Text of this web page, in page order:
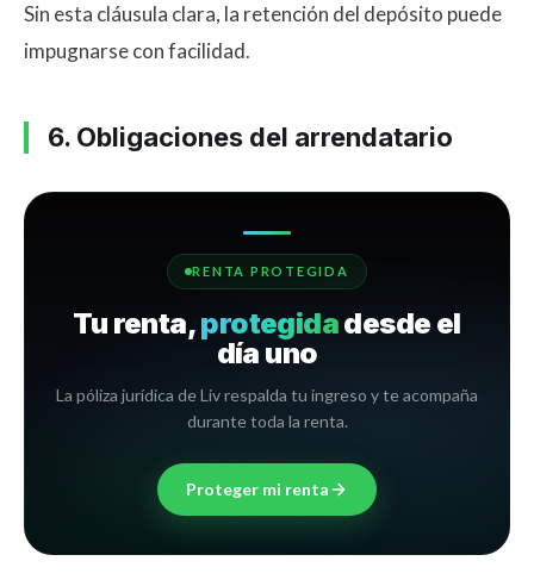
Sin esta cláusula clara, la retención del depósito puede
impugnarse con facilidad.
6. Obligaciones del arrendatario
RENTA PROTEGIDA
Tu renta,protegidadesde el
día uno
La póliza jurídica de Liv respalda tu ingreso y te acompaña
durante toda la renta.
Proteger mi renta